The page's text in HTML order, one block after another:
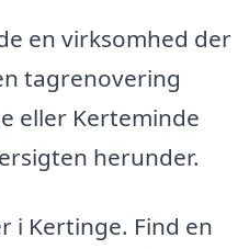
en virksomhed der
tagrenovering
eller Kerteminde
herunder.
i Kertinge. Find en